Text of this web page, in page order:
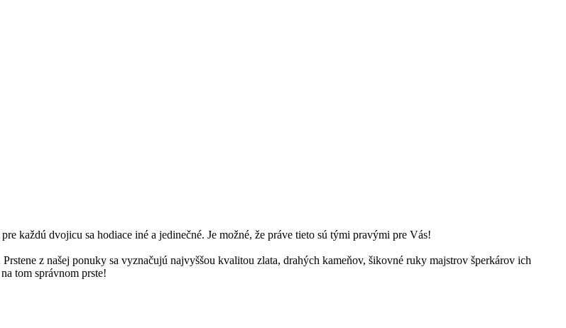
každú dvojicu sa hodiace iné a jedinečné. Je možné, že práve tieto sú tými pravými pre Vás!
z našej ponuky sa vyznačujú najvyššou kvalitou zlata, drahých kameňov, šikovné ruky majstrov šperkárov ich
tom správnom prste!